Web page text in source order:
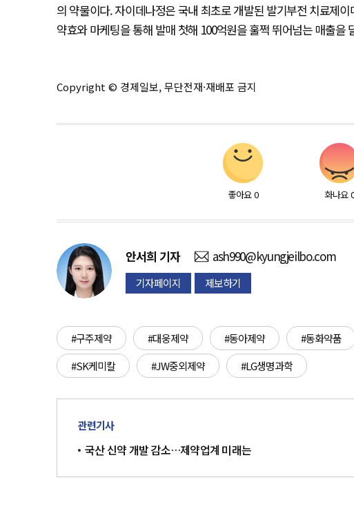
의 약물이다. 자이데나정은 국내 최초로 개발된 발기부전 치료제
약효와 마케팅을 통해 발매 첫해 100억원을 훌쩍 뛰어넘는 매출
Copyright © 경제일보, 무단전재·재배포 금지
좋아요 0 화나요 0
안서희 기자 ash990@kyungjeilbo.com
기자페이지 제보하기
#구주제약 #대웅제약 #동아제약 #동화약품
#SK케미칼
#JW중외제약 #LG생명과학
관련기사
국산 신약 개발 감소…제약업계 미래는